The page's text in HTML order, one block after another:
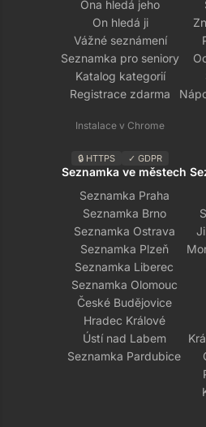
Ona hledá jeho
On hledá ji
Vážné seznámení
Seznamka pro seniory
Katalog kategorií
Registrace zdarma
Instalace v Chrome
🔒 HTTPS ✓ GDPR
Seznamka ve městech
Seznamka Praha
Seznamka Brno
Seznamka Ostrava
Seznamka Plzeň
Seznamka Liberec
Seznamka Olomouc
České Budějovice
Hradec Králové
Ústí nad Labem
Seznamka Pardubice